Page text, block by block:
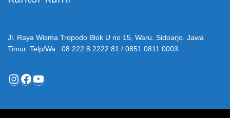
Jl. Raya Wisma Tropodo Blok U no 15, Waru. Sidoarjo. Jawa
Timur. Telp/Wa : 08 222 8 2222 81 / 0851 0811 0003
Instagram
Facebook
YouTube